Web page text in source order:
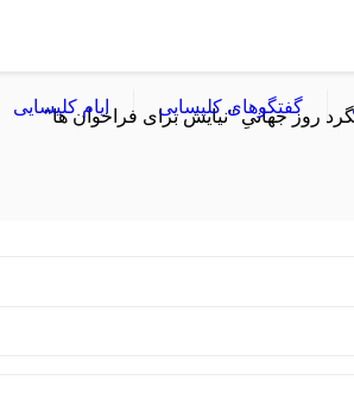
ایام کلیسایی گفتگوهای کلیسایی
روز جهانیِ "نیایش برای فراخوان ها"